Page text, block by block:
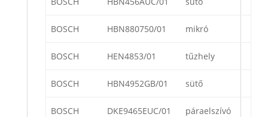
BOSCH HBN880750/01 mikró
BOSCH HEN4853/01 tűzhely
BOSCH HBN4952GB/01 sütő
BOSCH DKE9465EUC/01 páraelszívó